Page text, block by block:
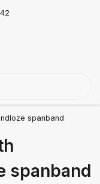
spanband
spanband